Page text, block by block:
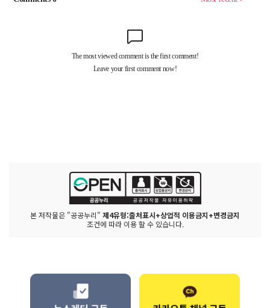
본 저작물은 "공공누리" 제4유형:출처표시+상업적 이용금지+변경금지
조건에 따라 이용 할 수 있습니다.